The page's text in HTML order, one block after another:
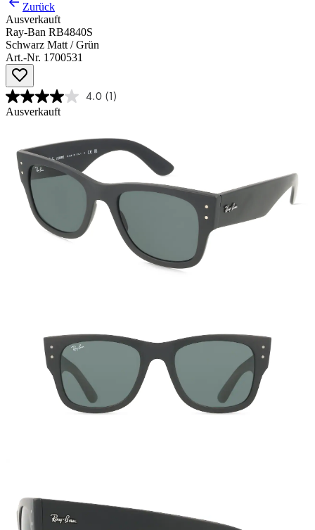
Zurück
Ausverkauft
Ray-Ban RB4840S
Schwarz Matt / Grün
Art.-Nr. 1700531
4.0 (1)
Ausverkauft